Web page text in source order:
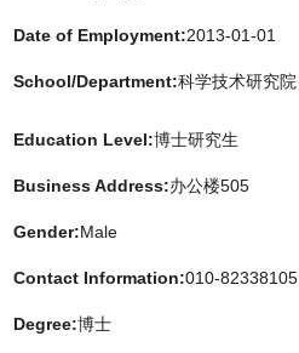
Date of Employment:2013-01-01
School/Department:科学技术研究院
Education Level:博士研究生
Business Address:办公楼505
Gender:Male
Contact Information:010-82338105
Degree:博士